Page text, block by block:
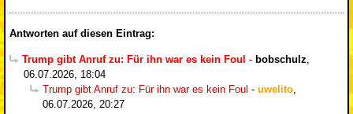
Antworten auf diesen Eintrag:
Trump gibt Anruf zu: Für ihn war es kein Foul - bobschulz,
06.07.2026, 18:04
Trump gibt Anruf zu: Für ihn war es kein Foul - uwelito,
06.07.2026, 20:27